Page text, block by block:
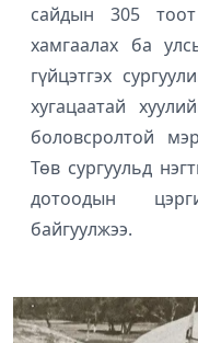
сайдын 305
хамгаалах ба
гүйцэтгэх
хугацаатай
боловсролтой
Төв сургуульд
дотоодын
байгуулжээ.